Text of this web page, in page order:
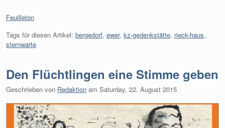
Kategorien:
Feuilleton
Tags für diesen Artikel: bergedorf, ewer, kz-gedenkstätte, rieck-haus,
sternwarte
Den Flüchtlingen eine Stimme geben
Geschrieben von Redaktion am Saturday, 22. August 2015